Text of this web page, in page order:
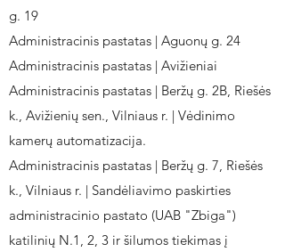
g. 19
Administracinis pastatas | Aguonų g. 24
Administracinis pastatas | Avižieniai
Administracinis pastatas | Beržų g. 2B, Riešės
k., Avižienių sen., Vilniaus r. | Vėdinimo
kamerų automatizacija.
Administracinis pastatas | Beržų g. 7, Riešės
k., Vilniaus r. | Sandėliavimo paskirties
administracinio pastato (UAB "Zbiga")
katilinių N.1, 2, 3 ir šilumos tiekimas į